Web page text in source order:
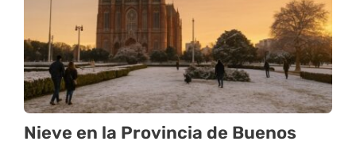
Nieve en la Provincia de Buenos